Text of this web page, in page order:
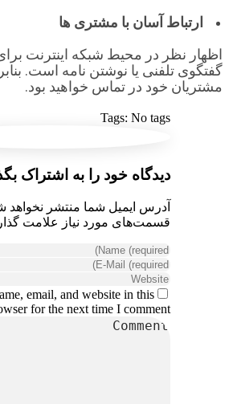
ارتباط آسان با مشتری ها
اظهار نظر در محیط شبکه اینترنت
گفتگوی تلفنی یا نوشتن نامه است.
مشتریان خود در تماس خواهید بود.
Tags: No tags
دیدگاه خود را به اشتراک
آدرس ایمیل شما منتشر نخواهد
قسمت‌های مورد نیاز علامت
email, and website in this
for the next time I comment.